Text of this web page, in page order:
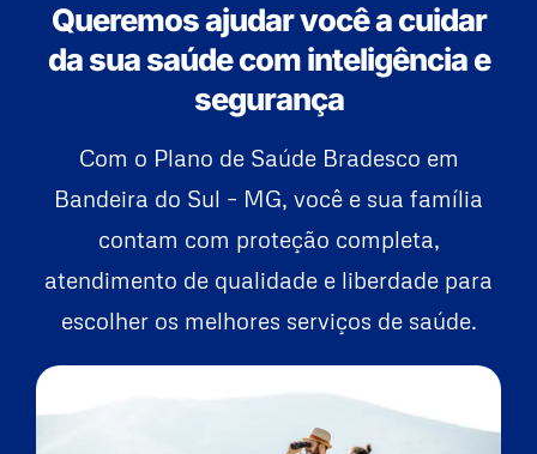
Queremos ajudar você a cuidar
da sua saúde com inteligência e
segurança
Com o Plano de Saúde Bradesco em
Bandeira do Sul – MG, você e sua família
contam com proteção completa,
atendimento de qualidade e liberdade para
escolher os melhores serviços de saúde.